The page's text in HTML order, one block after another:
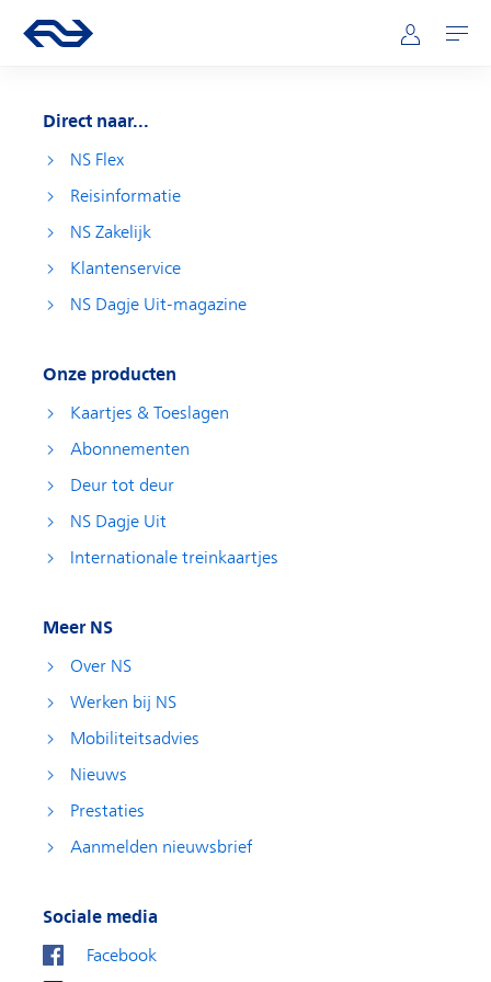
Hoofdnavigatie
Ga naar de homepage van ns.nl Mijn NS
Openen
Direct naar...
NS Flex
Reisinformatie
NS Zakelijk
Klantenservice
NS Dagje Uit-magazine
Onze producten
Kaartjes & Toeslagen
Abonnementen
Deur tot deur
NS Dagje Uit
Internationale treinkaartjes
Meer NS
Over NS
Werken bij NS
Mobiliteitsadvies
Nieuws
Prestaties
Aanmelden nieuwsbrief
Sociale media
Facebook